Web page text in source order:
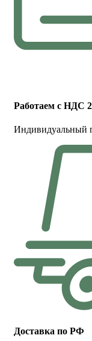
Работаем с НДС
Индивидуальный
Доставка по РФ